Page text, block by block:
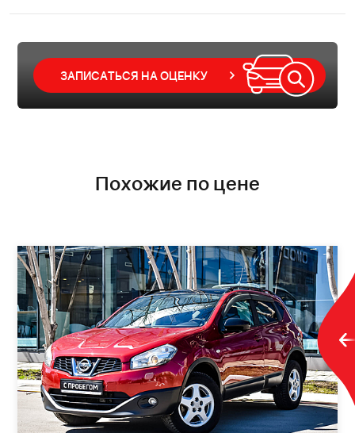
ЗАПИСАТЬСЯ НА ОЦЕНКУ
Похожие по цене